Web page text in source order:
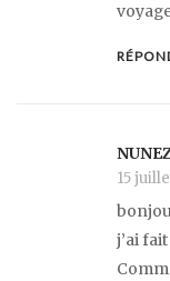
15
j’ai